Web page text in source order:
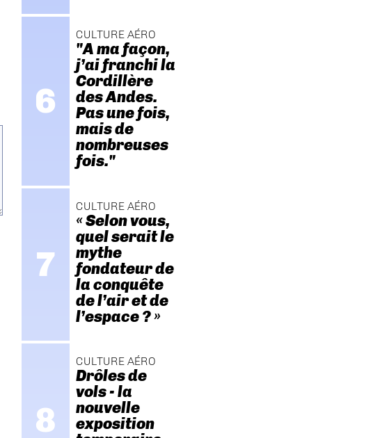
CULTURE AÉRO
"A ma façon,
j’ai franchi la
Cordillère
des Andes.
Pas une fois,
mais de
nombreuses
fois."
CULTURE AÉRO
« Selon vous,
quel serait le
mythe
fondateur de
la conquête
de l’air et de
l’espace ? »
CULTURE AÉRO
Drôles de
vols - la
nouvelle
exposition